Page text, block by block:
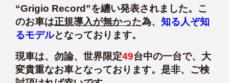
“Grigio Record”を纏い発表されました。こ
のお車は正規導入が無かった為、 知る人ぞ知
るモデルとなっております。
現車は、勿論、世界限定49台中の一台で、大
変貴重なお車となっております。是非、ご検